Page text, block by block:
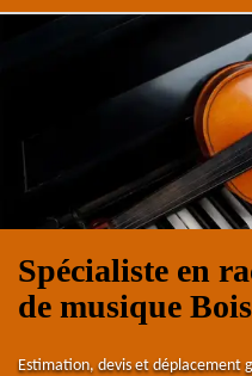
Spécialiste en
de musique
Estimation, devis et déplacement